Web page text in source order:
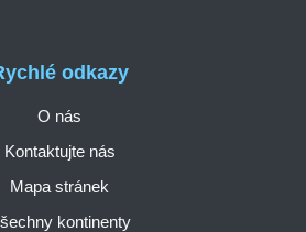
odkazy
O nás
Kontaktujte nás
Mapa stránek
kontinenty